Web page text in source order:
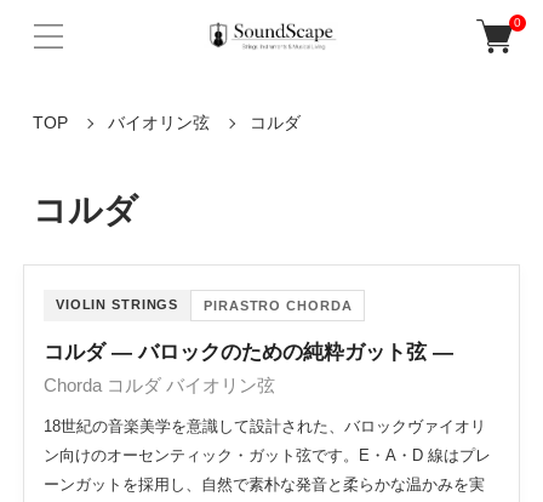
0
TOP バイオリン弦 コルダ
コルダ
VIOLIN STRINGS PIRASTRO CHORDA
コルダ ― バロックのための純粋ガット弦 ―
Chorda コルダ バイオリン弦
18世紀の音楽美学を意識して設計された、バロックヴァイオリ
ン向けのオーセンティック・ガット弦です。E・A・D 線はプレ
ーンガットを採用し、自然で素朴な発音と柔らかな温かみを実